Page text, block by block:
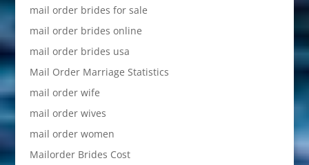
mail order brides for sale
mail order brides online
mail order brides usa
Mail Order Marriage Statistics
mail order wife
mail order wives
mail order women
Mailorder Brides Cost